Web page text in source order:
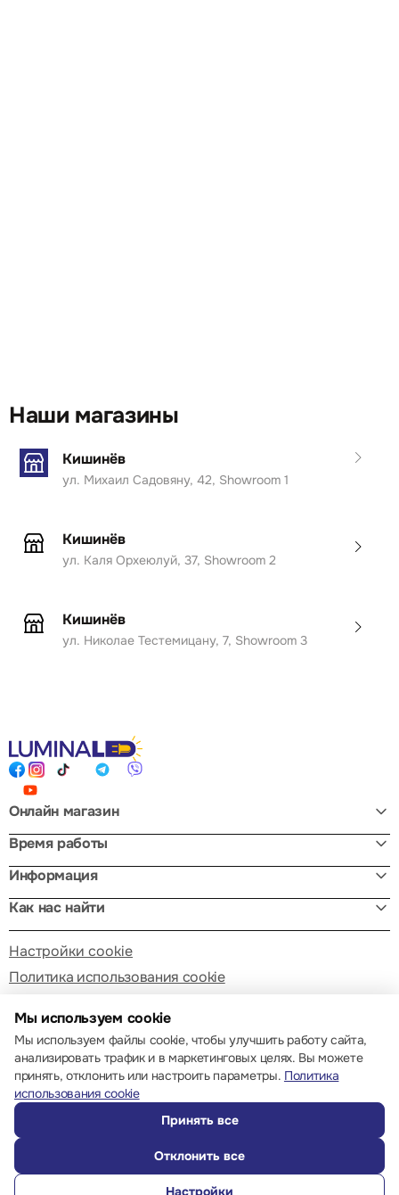
Наши магазины
Кишинёв
ул. Михаил Садовяну, 42, Showroom 1
Кишинёв
ул. Каля Орхеюлуй, 37, Showroom 2
Кишинёв
ул. Николае Тестемицану, 7, Showroom 3
Онлайн магазин
Время работы
Информация
Как нас найти
Настройки cookie
Политика использования cookie
© 2013 – 2026 ECOM
Мы используем cookie
Мы используем файлы cookie, чтобы улучшить работу сайта,
анализировать трафик и в маркетинговых целях. Вы можете
принять, отклонить или настроить параметры. Политика
использования cookie
Принять все
Отклонить все
Настройки